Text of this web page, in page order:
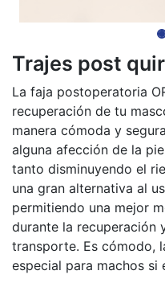
Trajes post
La faja postoperatoria
recuperación de tu
manera cómoda y
alguna afección de la
tanto disminuyendo el
una gran alternativa al
permitiendo una mejor
durante la recuperación
transporte. Es cómodo,
especial para machos si